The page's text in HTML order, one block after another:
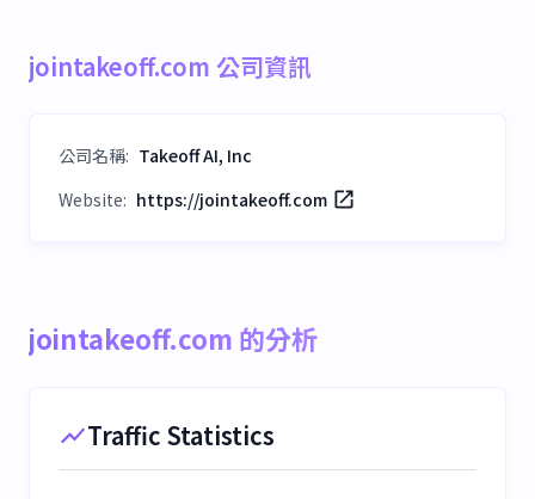
jointakeoff.com 公司資訊
公司名稱: Takeoff AI, Inc
Website: https://jointakeoff.com
jointakeoff.com 的分析
Traffic Statistics